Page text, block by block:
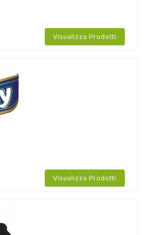
Visualizza Prodotti
Visualizza Prodotti